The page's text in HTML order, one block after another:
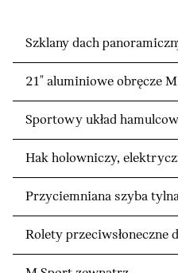
Szklany dach
21" aluminiowe obręcze
Sportowy układ
Hak holowniczy,
Przyciemniana szyba
Rolety przeciwsłoneczne